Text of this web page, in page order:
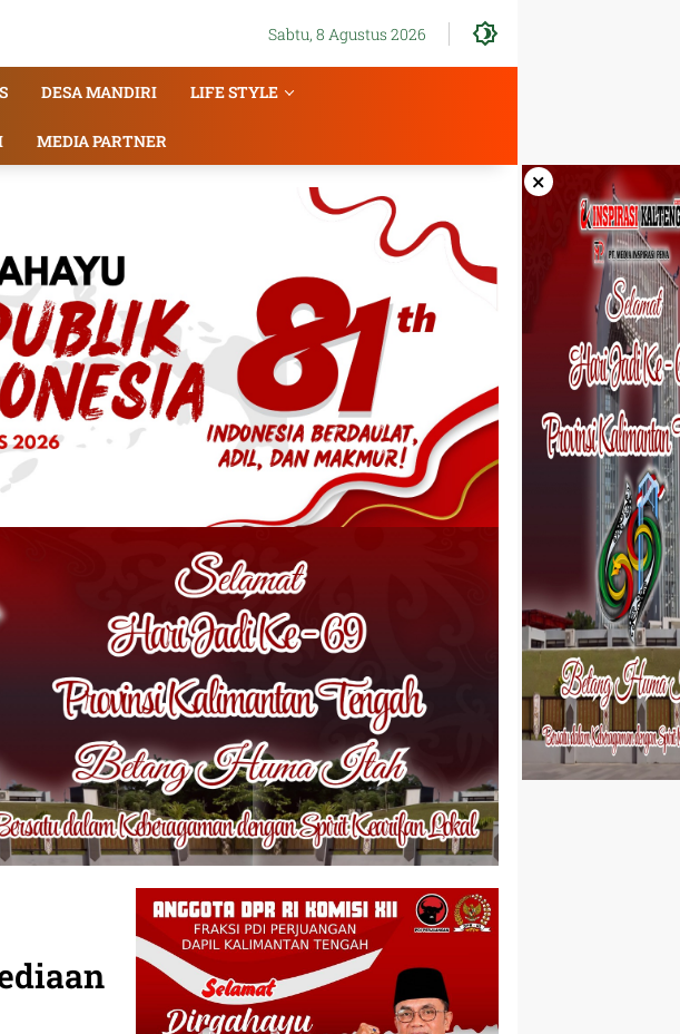
Sabtu, 8 Agustus 2026
DESA MANDIRI LIFE STYLE
MEDIA PARTNER
×